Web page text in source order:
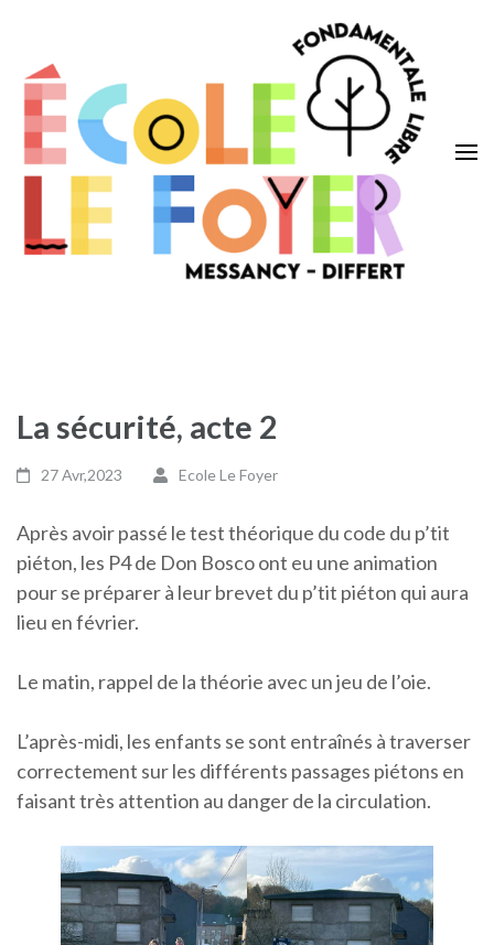
contenu
(Pressez
Entrée)
La sécurité, acte 2
27 Avr,2023 Ecole Le Foyer
Après avoir passé le test théorique du code du p’tit
piéton, les P4 de Don Bosco ont eu une animation
pour se préparer à leur brevet du p’tit piéton qui aura
lieu en février.
Le matin, rappel de la théorie avec un jeu de l’oie.
L’après-midi, les enfants se sont entraînés à traverser
correctement sur les différents passages piétons en
faisant très attention au danger de la circulation.